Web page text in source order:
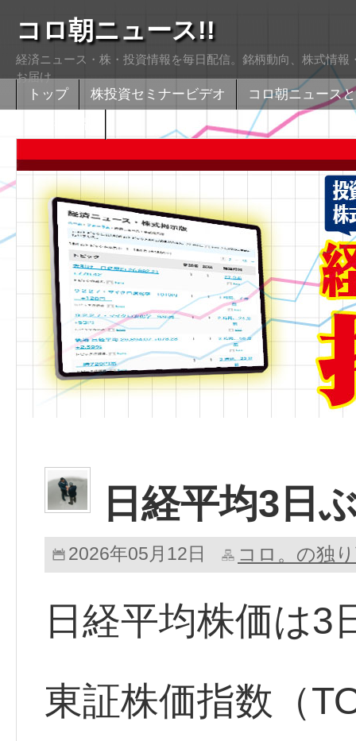
コロ朝ニュース!!
経済ニュース・株・投資情報を毎日配信。銘柄動向、株式情
お届け
トップ 株投資セミナービデオ
コロ朝ニュース
日経平均3
2026年05月12日 コロ。の独
日経平均株価は3
東証株価指数（